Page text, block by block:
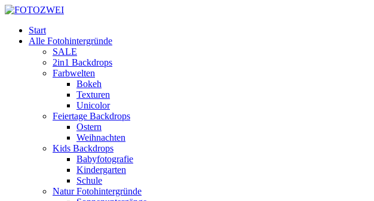
Start
Alle Fotohintergründe
SALE
2in1 Backdrops
Farbwelten
Bokeh
Texturen
Unicolor
Feiertage Backdrops
Ostern
Weihnachten
Kids Backdrops
Babyfotografie
Kindergarten
Schule
Natur Fotohintergründe